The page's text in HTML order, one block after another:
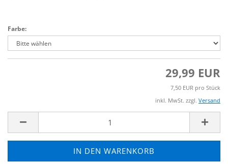
Farbe:
29,99 EUR
7,50 EUR pro Stück
inkl. MwSt. zzgl. Versand